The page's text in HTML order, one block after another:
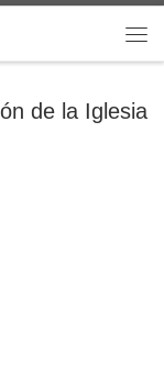
de la Iglesia